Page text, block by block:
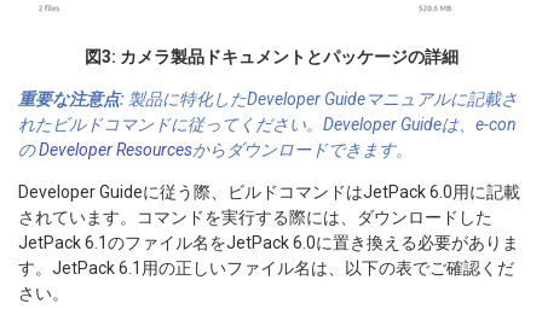
図3: カメラ製品ドキュメントとパッケージの詳細
重要な注意点: 製品に特化したDeveloper Guideマニュアルに記載さ
れたビルドコマンドに従ってください。Developer Guideは、e-con
のDeveloper Resourcesからダウンロードできます。
Developer Guideに従う際、ビルドコマンドはJetPack 6.0用に記載
されています。コマンドを実行する際には、ダウンロードした
JetPack 6.1のファイル名をJetPack 6.0に置き換える必要がありま
す。JetPack 6.1用の正しいファイル名は、以下の表でご確認くだ
さい。